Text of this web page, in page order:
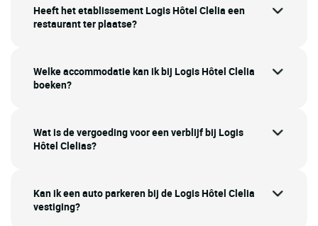
Heeft het etablissement Logis Hôtel Clelia een
restaurant ter plaatse?
Welke accommodatie kan ik bij Logis Hôtel Clelia
boeken?
Wat is de vergoeding voor een verblijf bij Logis
Hôtel Clelias?
Kan ik een auto parkeren bij de Logis Hôtel Clelia
vestiging?